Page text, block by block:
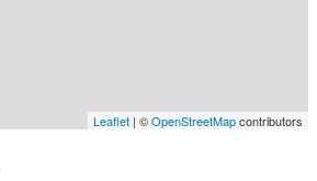
Leaflet | ©OpenStreetMapcontributors